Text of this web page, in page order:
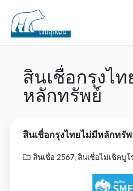
สินเชื่อกรุงไ
หลักทรัพย์
สินเชื่อกรุงไทยไม่มีหลักทรั
สินเชื่อ 2567, สินเชื่อไม่เช็คบูโ